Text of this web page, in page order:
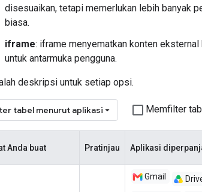
disesuaikan, tetapi memerlukan lebih banyak
biasa.
iframe: iframe menyematkan konten
untuk antarmuka pengguna.
deskripsi untuk setiap opsi.
tabel menurut aplikasi Memfilter
Anda buat Pratinjau Aplikasi
Gmail